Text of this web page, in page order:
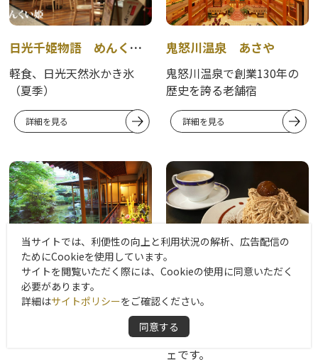
日光千姫物語 めんくい姫
軽食、日光天然氷かき氷
（夏季）
詳細を見る
鬼怒川温泉 あさや
鬼怒川温泉で創業130年の
歴史を誇る老舗宿
詳細を見る
鬼怒川グランドホテル 夢の季
「湯めぐり」と「京風旬彩
籠盛会席」をお楽しみくだ
足湯カフェ espo
足湯につかり、鬼怒楯岩大
吊橋を眺めながら、美味し
いデザートが楽しめるカフ
ェです。
当サイトでは、利便性の向上と利用状況の解析、広告配信の
ためにCookieを使用しています。
サイトを閲覧いただく際には、Cookieの使用に同意いただく
必要があります。
詳細はサイトポリシーをご確認ください。
同意する